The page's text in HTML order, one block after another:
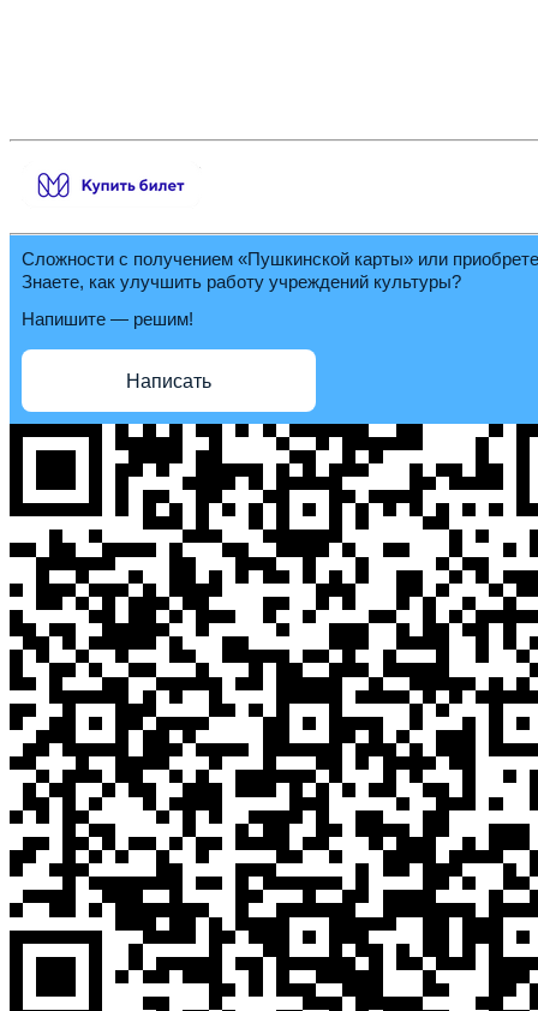
Сложности с получением «Пушкинской карты» или
Знаете, как улучшить работу учреждений культуры?
Напишите — решим!
Написать